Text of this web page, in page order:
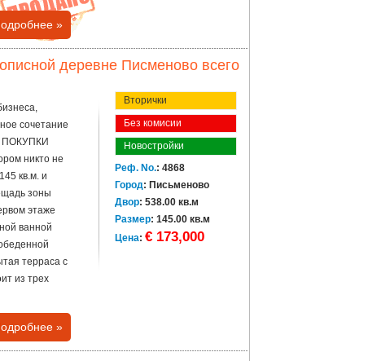
»
деревне Писменово всего
сочетание
ПОКУПКИ
никто не
кв.м. и
зоны
этаже
ванной
терраса с
из трех
»
Вторички
Без комисии
Новостройки
Реф. No.: 4868
Город: Письменово
Двор: 538.00 кв.м
Размер: 145.00 кв.м
Цена: € 173,000